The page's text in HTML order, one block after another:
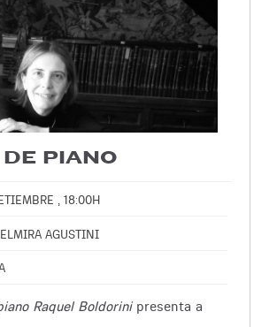
PIANO
, 18:00H
AGUSTINI
Raquel Boldorinipresenta a